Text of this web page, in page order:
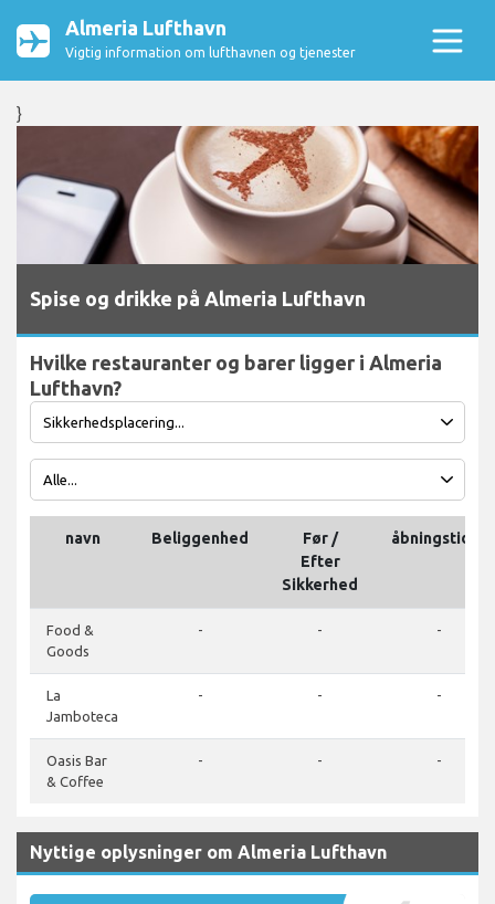
Almeria Lufthavn
Vigtig information om lufthavnen og tjenester
}
Spise og drikke på Almeria Lufthavn
Hvilke restauranter og barer ligger i Almeria
Lufthavn?
navn Beliggenhed
Før /
Efter
Sikkerhed
åbningstider
Food &
Goods
- - -
La
Jamboteca
- - -
Oasis Bar
& Coffee
- - -
Nyttige oplysninger om Almeria Lufthavn